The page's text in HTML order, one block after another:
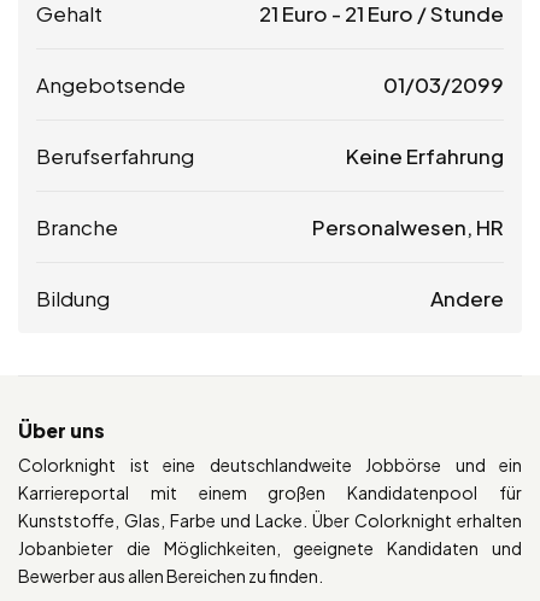
Gehalt 21 Euro - 21 Euro / Stunde
Angebotsende 01/03/2099
Berufserfahrung Keine Erfahrung
Branche Personalwesen, HR
Bildung Andere
Über uns
Colorknight ist eine deutschlandweite Jobbörse und ein
Karriereportal mit einem großen Kandidatenpool für
Kunststoffe, Glas, Farbe und Lacke. Über Colorknight erhalten
Jobanbieter die Möglichkeiten, geeignete Kandidaten und
Bewerber aus allen Bereichen zu finden.